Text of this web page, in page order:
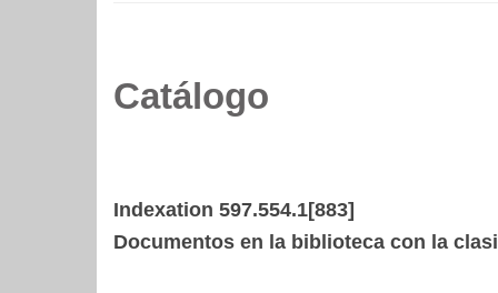
Catálogo
Indexation 597.554.1[883]
Documentos en la biblioteca con la